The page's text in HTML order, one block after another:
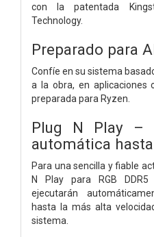
con la patentada
Technology.
Preparado para
Confíe en su sistema
a la obra, en aplicaciones
preparada para Ryzen.
Plug N Play –
automática
Para una sencilla y fiable
N Play para RGB
ejecutarán
hasta la más alta
sistema.